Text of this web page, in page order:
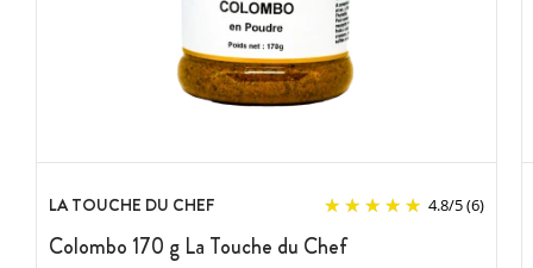
LA TOUCHE DU CHEF 4.8/5(6)
Colombo 170 g La Touche du Chef